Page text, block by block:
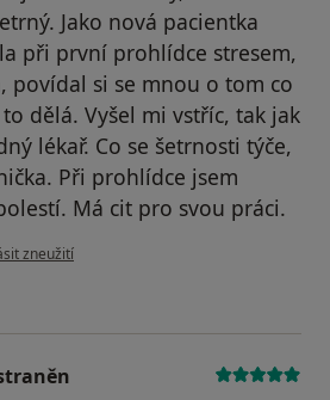
Jako nová pacientka
při první prohlídce stresem,
povídal si se mnou o tom co
dělá. Vyšel mi vstříc, tak jak
lékař. Co se šetrnosti týče,
Při prohlídce jsem
Má cit pro svou práci.
názoru uživatele Váš účet byl odstraněn
zneužití